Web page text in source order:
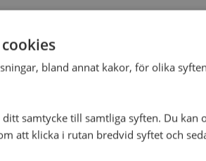
teologiska högskola (en
bland annat kakor, för olika
ditt samtycke till samtliga syften. Du kan
att klicka i rutan bredvid syftet och